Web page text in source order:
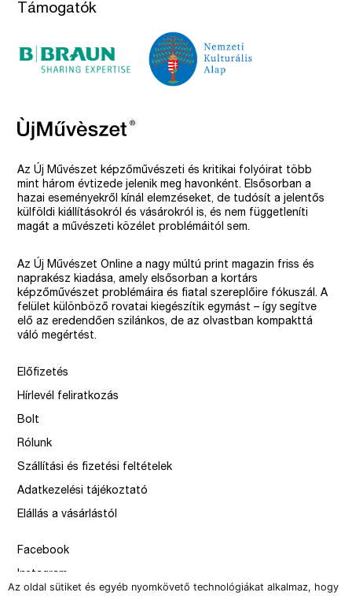
Az oldal sütiket és egyéb nyomkövető technológiákat alkalmaz, hogy
Támogatók
Az Új Művészet képzőművészeti és kritikai folyóirat több
mint három évtizede jelenik meg havonként. Elsősorban a
hazai eseményekről kínál elemzéseket, de tudósít a jelentős
külföldi kiállításokról és vásárokról is, és nem függetleníti
magát a művészeti közélet problémáitól sem.
Az Új Művészet Online a nagy múltú print magazin friss és
naprakész kiadása, amely elsősorban a kortárs
képzőművészet problémáira és fiatal szereplőire fókuszál. A
felület különböző rovatai kiegészítik egymást – így segítve
elő az eredendően szilánkos, de az olvastban kompakttá
váló megértést.
Előfizetés
Hírlevél feliratkozás
Bolt
Rólunk
Szállítási és fizetési feltételek
Adatkezelési tájékoztató
Elállás a vásárlástól
Facebook
Instagram